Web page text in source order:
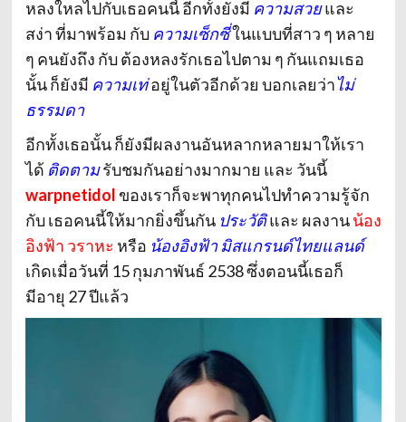
หลงใหลไปกับเธอคนนี้ อีกทั้งยังมี ความสวยและ
สง่า ที่มาพร้อม กับ ความเซ็กซี่ในแบบที่สาว ๆ หลาย
ๆ คนยังถึง กับ ต้องหลงรักเธอไปตาม ๆ กันแถมเธอ
นั้น ก็ยังมี ความเท่อยู่ในตัวอีกด้วย บอกเลยว่าไม่
ธรรมดา
อีกทั้งเธอนั้น ก็ยังมีผลงานอันหลากหลายมาให้เรา
ได้ ติดตามรับชมกันอย่างมากมาย และ วันนี้
warpnetidol ของเราก็จะพาทุกคนไปทำความรู้จัก
กับ เธอคนนี้ให้มากยิ่งขึ้นกัน ประวัติและ ผลงานน้อง
อิงฟ้า วราหะ หรือ น้องอิงฟ้า มิสแกรนด์ไทยแลนด์
เกิดเมื่อวันที่ 15 กุมภาพันธ์ 2538 ซึ่งตอนนี้เธอก็
มีอายุ 27 ปีแล้ว